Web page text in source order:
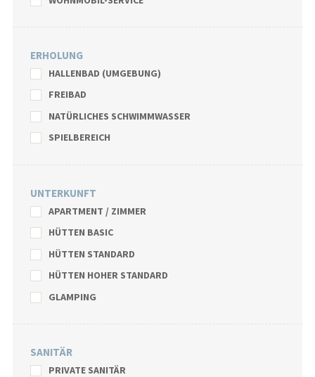
ERHOLUNG
HALLENBAD (UMGEBUNG)
FREIBAD
NATÜRLICHES SCHWIMMWASSER
SPIELBEREICH
UNTERKUNFT
APARTMENT / ZIMMER
HÜTTEN BASIC
HÜTTEN STANDARD
HÜTTEN HOHER STANDARD
GLAMPING
SANITÄR
PRIVATE SANITÄR